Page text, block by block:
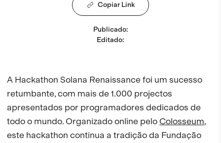
Copiar Link
Publicado:
Editado:
A Hackathon Solana Renaissance foi um sucesso
retumbante, com mais de 1.000 projectos
apresentados por programadores dedicados de
todo o mundo. Organizado online pelo Colosseum,
este hackathon continua a tradição da Fundação